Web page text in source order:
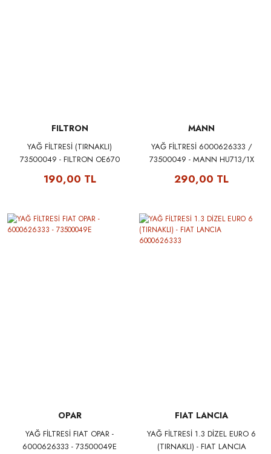
FILTRON
YAĞ FİLTRESİ (TIRNAKLI)
73500049 - FILTRON OE670
190,00 TL
MANN
YAĞ FİLTRESİ 6000626333 /
73500049 - MANN HU713/1X
290,00 TL
OPAR
YAĞ FİLTRESİ FIAT OPAR -
6000626333 - 73500049E
FIAT LANCIA
YAĞ FİLTRESİ 1.3 DİZEL EURO 6
(TIRNAKLI) - FIAT LANCIA